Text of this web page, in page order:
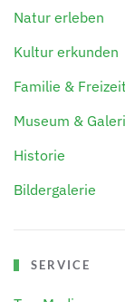
Natur erleben
Kultur erkunden
Familie & Freizeit
Museum &
Historie
Bildergalerie
SERVICE